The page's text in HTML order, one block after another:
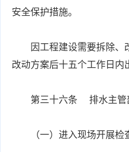
安全保护措施。
因工程建设需要拆除
改动方案后十五个工作日内
第三十六条 排水主管
（一）进入现场开展检